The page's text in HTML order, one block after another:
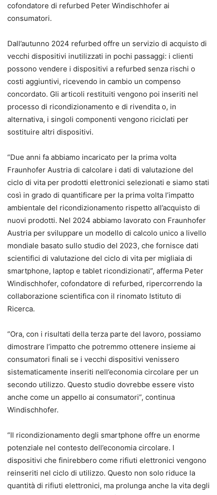
cofondatore di refurbed Peter Windischhofer ai
consumatori.
Dall’autunno 2024 refurbed offre un servizio di acquisto di
vecchi dispositivi inutilizzati in pochi passaggi: i clienti
possono vendere i dispositivi a refurbed senza rischi o
costi aggiuntivi, ricevendo in cambio un compenso
concordato. Gli articoli restituiti vengono poi inseriti nel
processo di ricondizionamento e di rivendita o, in
alternativa, i singoli componenti vengono riciclati per
sostituire altri dispositivi.
“Due anni fa abbiamo incaricato per la prima volta
Fraunhofer Austria di calcolare i dati di valutazione del
ciclo di vita per prodotti elettronici selezionati e siamo stati
così in grado di quantificare per la prima volta l’impatto
ambientale del ricondizionamento rispetto all’acquisto di
nuovi prodotti. Nel 2024 abbiamo lavorato con Fraunhofer
Austria per sviluppare un modello di calcolo unico a livello
mondiale basato sullo studio del 2023, che fornisce dati
scientifici di valutazione del ciclo di vita per migliaia di
smartphone, laptop e tablet ricondizionati”, afferma Peter
Windischhofer, cofondatore di refurbed, ripercorrendo la
collaborazione scientifica con il rinomato Istituto di
Ricerca.
“Ora, con i risultati della terza parte del lavoro, possiamo
dimostrare l’impatto che potremmo ottenere insieme ai
consumatori finali se i vecchi dispositivi venissero
sistematicamente inseriti nell’economia circolare per un
secondo utilizzo. Questo studio dovrebbe essere visto
anche come un appello ai consumatori”, continua
Windischhofer.
“Il ricondizionamento degli smartphone offre un enorme
potenziale nel contesto dell’economia circolare. I
dispositivi che finirebbero come rifiuti elettronici vengono
reinseriti nel ciclo di utilizzo. Questo non solo riduce la
quantità di rifiuti elettronici, ma prolunga anche la vita degli